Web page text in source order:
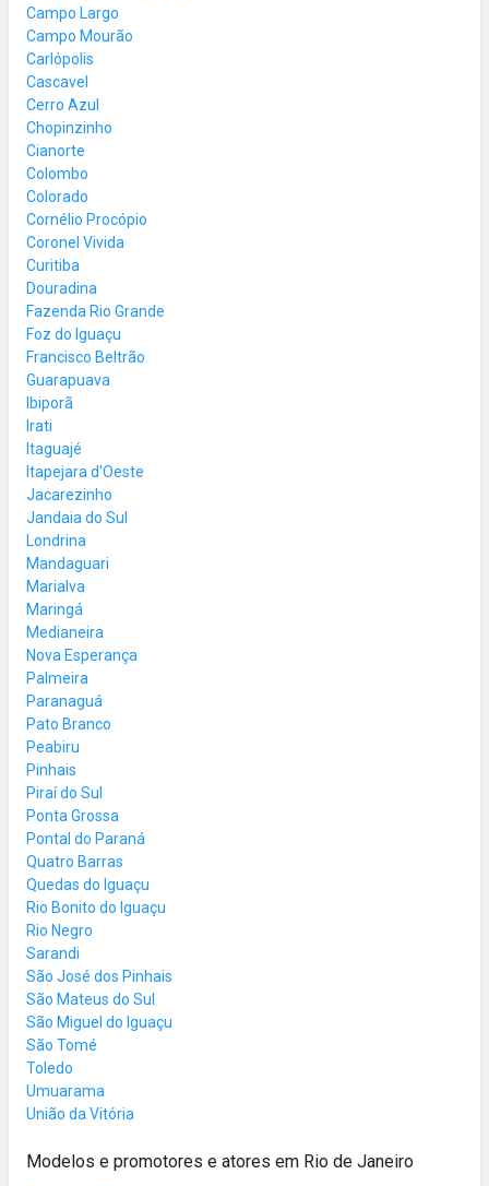
Campo Largo
Campo Mourão
Carlópolis
Cascavel
Cerro Azul
Chopinzinho
Cianorte
Colombo
Colorado
Cornélio Procópio
Coronel Vivida
Curitiba
Douradina
Fazenda Rio Grande
Foz do Iguaçu
Francisco Beltrão
Guarapuava
Ibiporã
Irati
Itaguajé
Itapejara d'Oeste
Jacarezinho
Jandaia do Sul
Londrina
Mandaguari
Marialva
Maringá
Medianeira
Nova Esperança
Palmeira
Paranaguá
Pato Branco
Peabiru
Pinhais
Piraí do Sul
Ponta Grossa
Pontal do Paraná
Quatro Barras
Quedas do Iguaçu
Rio Bonito do Iguaçu
Rio Negro
Sarandi
São José dos Pinhais
São Mateus do Sul
São Miguel do Iguaçu
São Tomé
Toledo
Umuarama
União da Vitória
Modelos e promotores e atores em Rio de Janeiro